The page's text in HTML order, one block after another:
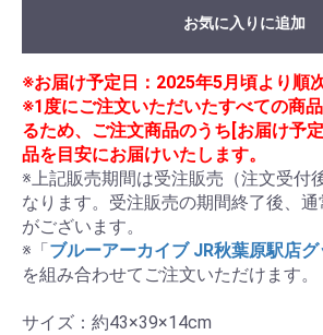
お気に入りに追加
※お届け予定日：2025年5月頃より順
※1度にご注文いただいたすべての商
るため、ご注文商品のうち[お届け予
品を目安にお届けいたします。
※上記販売期間は受注販売（注文受付
なります。受注販売の期間終了後、
がございます。
※「ブルーアーカイブ JR秋葉原駅店グ
を組み合わせてご注文いただけます。
サイズ：約43×39×14cm